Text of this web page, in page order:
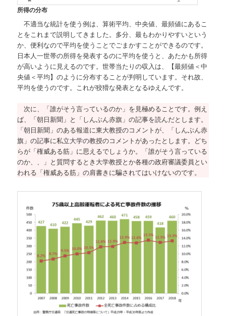
所得の分布
不適当な統計を使う例は、算術平均、中央値、最頻値にあるこ
とをこれまで説明してきました。多分、最もわかりやすいという
か、便利なので平均を使うことでごまかすことができるのです。
日本人一世帯の所得を発表するのに平均を使うと、あたかも所得
が高いように見えるのです。世帯当たりの収入は、【最頻値＜中
央値＜平均】のように分布することが判明しています。それ故、
平均を使うのです。これが狡猾な発表となるゆえんです。
次に、「誰がそう言っているのか」を見極めることです。例え
ば、「朝日新聞」と「しんぶん赤旗」の記事を読んだとします。
「朝日新聞」のある報道に東大教授のコメントが、「しんぶん赤
旗」の記事に私立大学の教授のコメントがあったとします。どち
らが「権威ある筋」に思えるでしょうか。「誰がそう言っている
のか、、」と質問するとき大学教授とか各種の政府審議委員とい
われる「権威ある筋」の肩書きに騙されてはいけないのです。